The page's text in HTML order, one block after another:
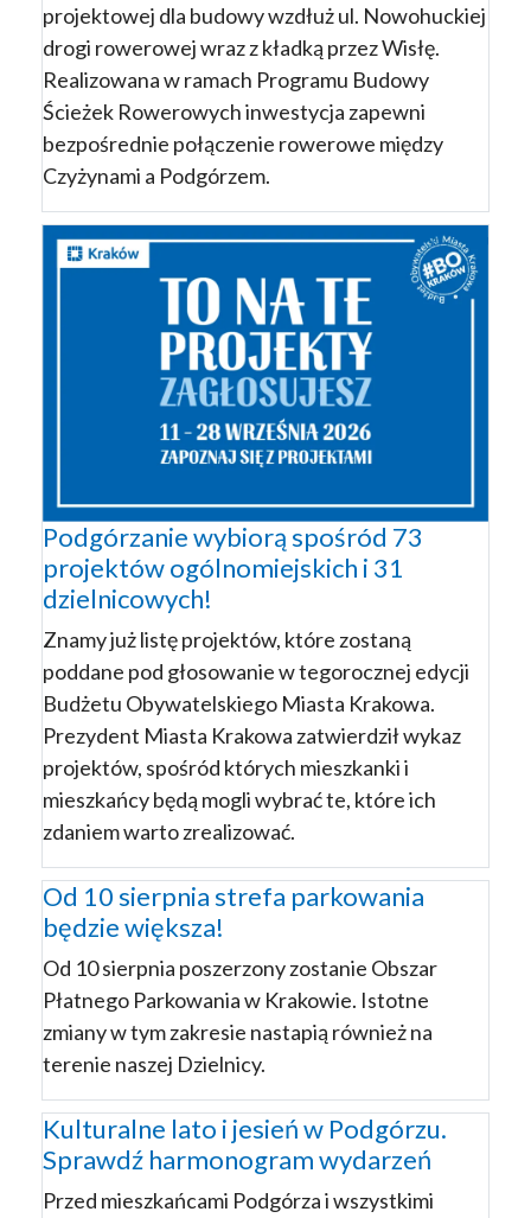
projektowej dla budowy wzdłuż ul. Nowohuckiej
drogi rowerowej wraz z kładką przez Wisłę.
Realizowana w ramach Programu Budowy
Ścieżek Rowerowych inwestycja zapewni
bezpośrednie połączenie rowerowe między
Czyżynami a Podgórzem.
Podgórzanie wybiorą spośród 73
projektów ogólnomiejskich i 31
dzielnicowych!
Znamy już listę projektów, które zostaną
poddane pod głosowanie w tegorocznej edycji
Budżetu Obywatelskiego Miasta Krakowa.
Prezydent Miasta Krakowa zatwierdził wykaz
projektów, spośród których mieszkanki i
mieszkańcy będą mogli wybrać te, które ich
zdaniem warto zrealizować.
Od 10 sierpnia strefa parkowania
będzie większa!
Od 10 sierpnia poszerzony zostanie Obszar
Płatnego Parkowania w Krakowie. Istotne
zmiany w tym zakresie nastapią również na
terenie naszej Dzielnicy.
Kulturalne lato i jesień w Podgórzu.
Sprawdź harmonogram wydarzeń
Przed mieszkańcami Podgórza i wszystkimi